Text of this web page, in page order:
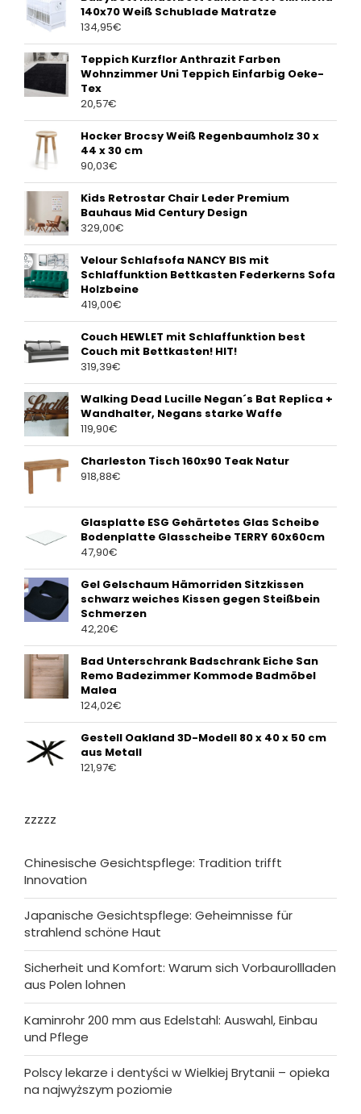
140x70 Weiß Schublade Matratze
134,95€
Teppich Kurzflor Anthrazit Farben
Wohnzimmer Uni Teppich Einfarbig Oeke-
Tex
20,57€
Hocker Brocsy Weiß Regenbaumholz 30 x
44 x 30 cm
90,03€
Kids Retrostar Chair Leder Premium
Bauhaus Mid Century Design
329,00€
Velour Schlafsofa NANCY BIS mit
Schlaffunktion Bettkasten Federkerns Sofa
Holzbeine
419,00€
Couch HEWLET mit Schlaffunktion best
Couch mit Bettkasten! HIT!
319,39€
Walking Dead Lucille Negan´s Bat Replica +
Wandhalter, Negans starke Waffe
119,90€
Charleston Tisch 160x90 Teak Natur
918,88€
Glasplatte ESG Gehärtetes Glas Scheibe
Bodenplatte Glasscheibe TERRY 60x60cm
47,90€
Gel Gelschaum Hämorriden Sitzkissen
schwarz weiches Kissen gegen Steißbein
Schmerzen
42,20€
Bad Unterschrank Badschrank Eiche San
Remo Badezimmer Kommode Badmöbel
Malea
124,02€
Gestell Oakland 3D-Modell 80 x 40 x 50 cm
aus Metall
121,97€
zzzzz
Chinesische Gesichtspflege: Tradition trifft
Innovation
Japanische Gesichtspflege: Geheimnisse für
strahlend schöne Haut
Sicherheit und Komfort: Warum sich Vorbaurollladen
aus Polen lohnen
Kaminrohr 200 mm aus Edelstahl: Auswahl, Einbau
und Pflege
Polscy lekarze i dentyści w Wielkiej Brytanii – opieka
na najwyższym poziomie